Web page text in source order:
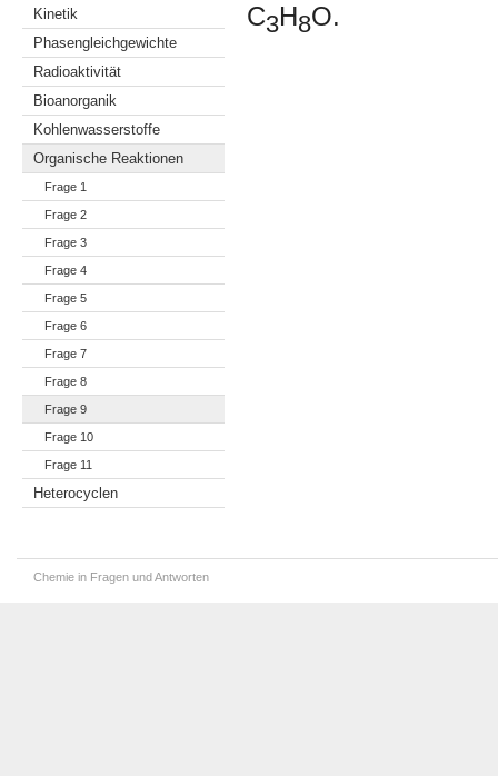
Kinetik
Phasengleichgewichte
Radioaktivität
Bioanorganik
Kohlenwasserstoffe
Organische Reaktionen
Frage 1
Frage 2
Frage 3
Frage 4
Frage 5
Frage 6
Frage 7
Frage 8
Frage 9
Frage 10
Frage 11
Heterocyclen
C3H8O.
Chemie in Fragen und Antworten